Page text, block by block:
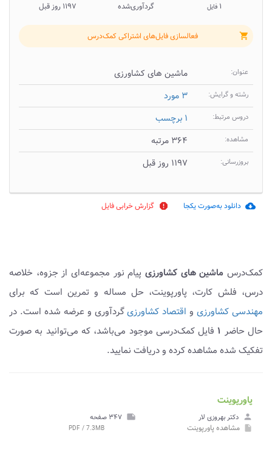
۱ فایل گردآوری‌شده ۱۱۹۷ روز قبل
shopping_cart فعالسازی فایل‌های اشتراکی کمک‌درس
عنوان: ماشین های کشاورزی
رشته و گرایش: ۳ مورد
دروس مرتبط: ۱ برچسب
مشاهده: ۳۶۴ مرتبه
بروزرسانی: ۱۱۹۷ روز قبل
cloud_download دانلود به‌صورت یکجا report گزارش خرابی فایل
کمک‌درس ماشین های کشاورزی پیام نور مجموعه‌ای از جزوه، خلاصه
درس، فلش کارت، پاورپوینت، حل مساله و تمرین است که برای
مهندسی کشاورزیو اقتصاد کشاورزیگردآوری و عرضه شده است. در
حال حاضر ۱فایل کمک‌درسی موجود می‌باشد، که می‌توانید به صورت
تفکیک شده مشاهده کرده و دریافت نمایید.
پاورپوینت
person دکتر بهروزی لار note ۳۴۷ صفحه
insert_drive_file مشاهده پاورپوینت PDF / 7.3MB